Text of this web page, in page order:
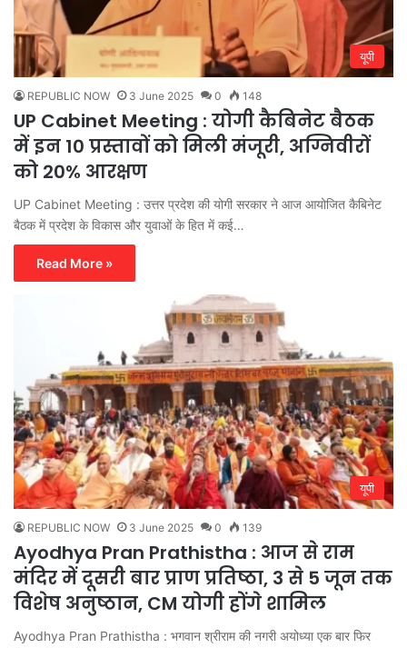
यूपी
REPUBLIC NOW 3 June 2025 0 148
UP Cabinet Meeting : योगी कैबिनेट बैठक
में इन 10 प्रस्तावों को मिली मंजूरी, अग्निवीरों
को 20% आरक्षण
UP Cabinet Meeting : उत्तर प्रदेश की योगी सरकार ने आज आयोजित कैबिनेट
बैठक में प्रदेश के विकास और युवाओं के हित में कई…
Read More »
यूपी
REPUBLIC NOW 3 June 2025 0 139
Ayodhya Pran Prathistha : आज से राम
मंदिर में दूसरी बार प्राण प्रतिष्ठा, 3 से 5 जून तक
विशेष अनुष्ठान, CM योगी होंगे शामिल
Ayodhya Pran Prathistha : भगवान श्रीराम की नगरी अयोध्या एक बार फिर